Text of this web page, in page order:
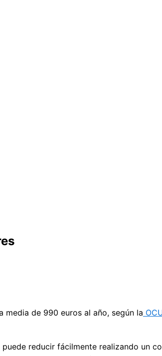
media de 990 euros al año, según la
reducir fácilmente realizando un